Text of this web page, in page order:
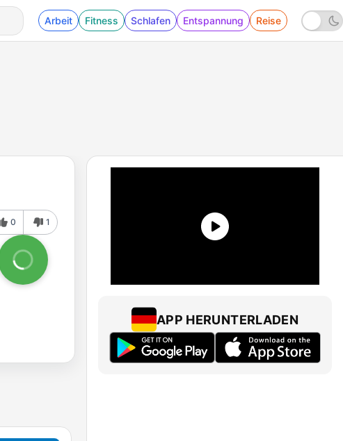
Arbeit Fitness Schlafen Entspannung Reise
0 1
APP HERUNTERLADEN